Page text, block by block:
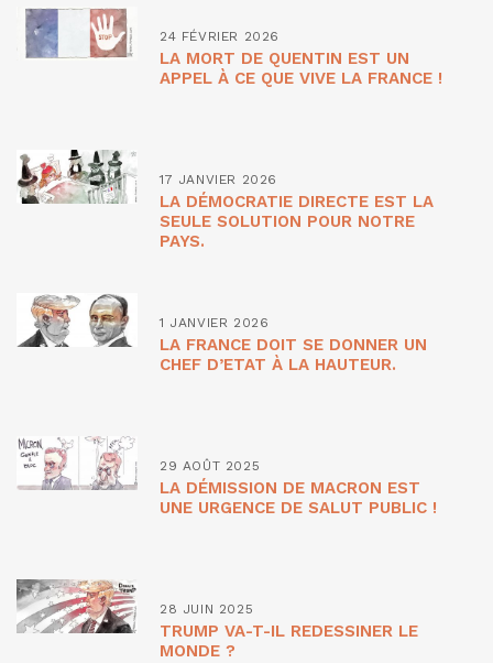
24 FÉVRIER 2026
LA MORT DE QUENTIN EST UN
APPEL À CE QUE VIVE LA FRANCE !
17 JANVIER 2026
LA DÉMOCRATIE DIRECTE EST LA
SEULE SOLUTION POUR NOTRE
PAYS.
1 JANVIER 2026
LA FRANCE DOIT SE DONNER UN
CHEF D’ETAT À LA HAUTEUR.
29 AOÛT 2025
LA DÉMISSION DE MACRON EST
UNE URGENCE DE SALUT PUBLIC !
28 JUIN 2025
TRUMP VA-T-IL REDESSINER LE
MONDE ?